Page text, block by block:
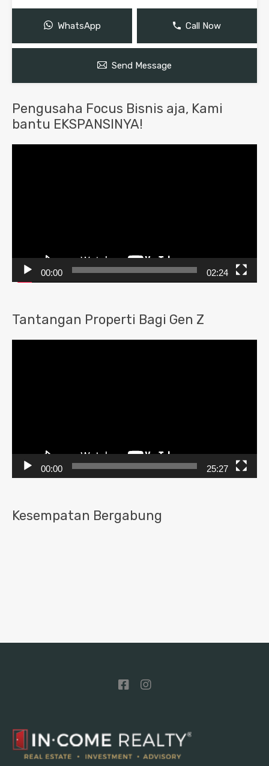
WhatsApp Call Now
Send Message
Pengusaha Focus Bisnis aja, Kami
bantu EKSPANSINYA!
00:00 02:24
Tantangan Properti Bagi Gen Z
00:00 25:27
Kesempatan Bergabung